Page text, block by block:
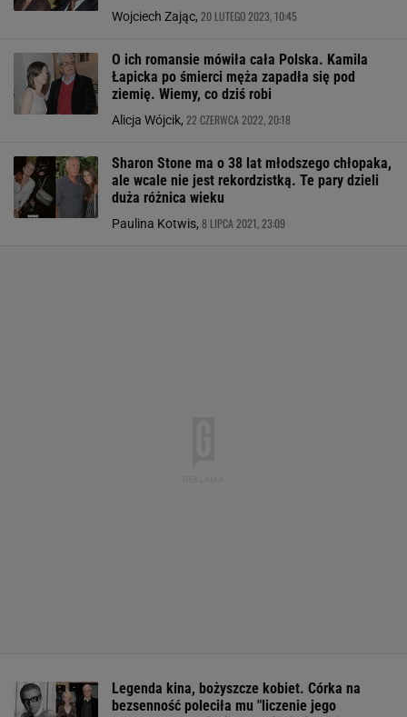
Wojciech Zając, 20 LUTEGO 2023, 10:45
O ich romansie mówiła cała Polska. Kamila
Łapicka po śmierci męża zapadła się pod
ziemię. Wiemy, co dziś robi
Alicja Wójcik, 22 CZERWCA 2022, 20:18
Sharon Stone ma o 38 lat młodszego chłopaka,
ale wcale nie jest rekordzistką. Te pary dzieli
duża różnica wieku
Paulina Kotwis, 8 LIPCA 2021, 23:09
Legenda kina, bożyszcze kobiet. Córka na
bezsenność poleciła mu "liczenie jego